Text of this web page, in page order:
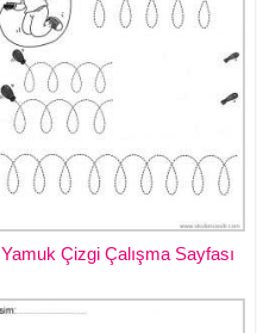
Yamuk Çizgi Çalışma Sayfası